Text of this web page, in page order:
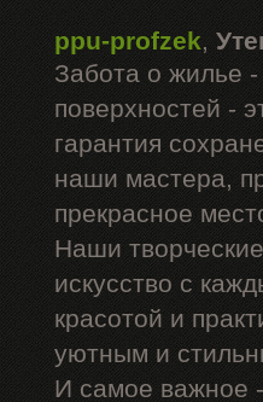
ppu-profzek,
Забота о жилье
поверхностей -
гарантия
наши мастера,
прекрасное
Наши
искусство с
красотой и
уютным и
И самое важное